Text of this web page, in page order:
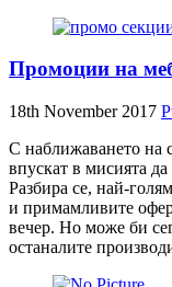
Промоции на
18th November 2017
С наближаването на
впускат в мисията
Разбира се, най-
и примамливите
вечер. Но може би
останалите